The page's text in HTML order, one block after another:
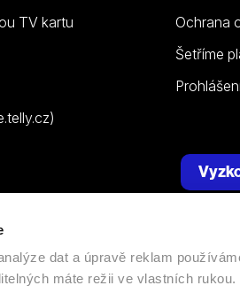
dat a úpravě reklam
máte režii ve vlastních rukou.
TV kartu
Ochrana
Šetříme
| Všechna práva vyhrazena. |